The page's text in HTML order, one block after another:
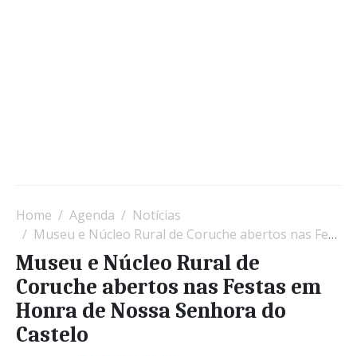
Home Agenda
Notícias
Museu e Núcleo Rural de Coruche abertos nas Festas em Honra de Nossa Senhora do Castelo
Museu e Núcleo Rural de
Coruche abertos nas Festas em
Honra de Nossa Senhora do
Castelo